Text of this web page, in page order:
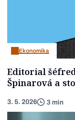
Ekonomika
Editorial
Špinarová a
3. 5. 2026 3 min